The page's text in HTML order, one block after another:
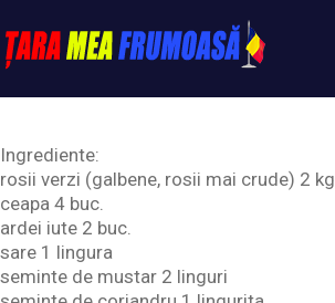
to
content
Tarameafrumoasa
Ingrediente:
rosii verzi (galbene, rosii mai crude) 2 kg
ceapa 4 buc.
ardei iute 2 buc.
sare 1 lingura
seminte de mustar 2 linguri